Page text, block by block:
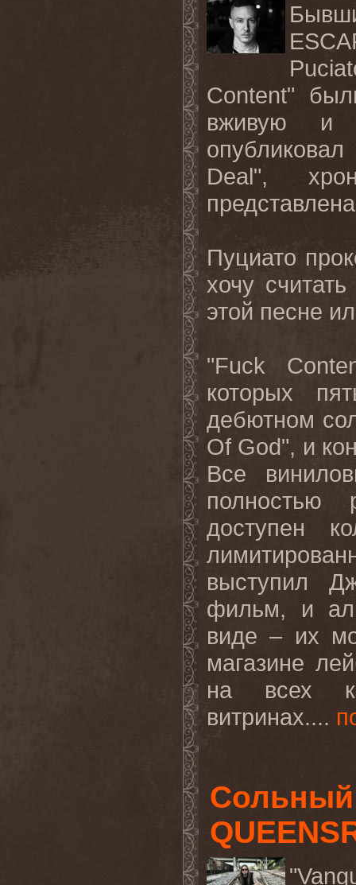
Content"
вживую и
Deal",
Пуциато
хочу
этой песне
"Fuck
которых
дебютном
Of God", и
Все
полностью
доступен
выступил
фильм, и
виде – их
магазине
на всех
витринах....
Сольный